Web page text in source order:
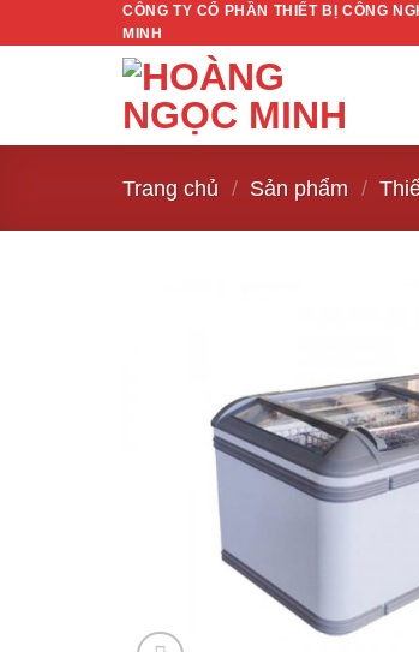
to
CÔNG TY CỔ PHẦN THIẾT BỊ CÔNG
MINH
Trang chủ / Sản phẩm /